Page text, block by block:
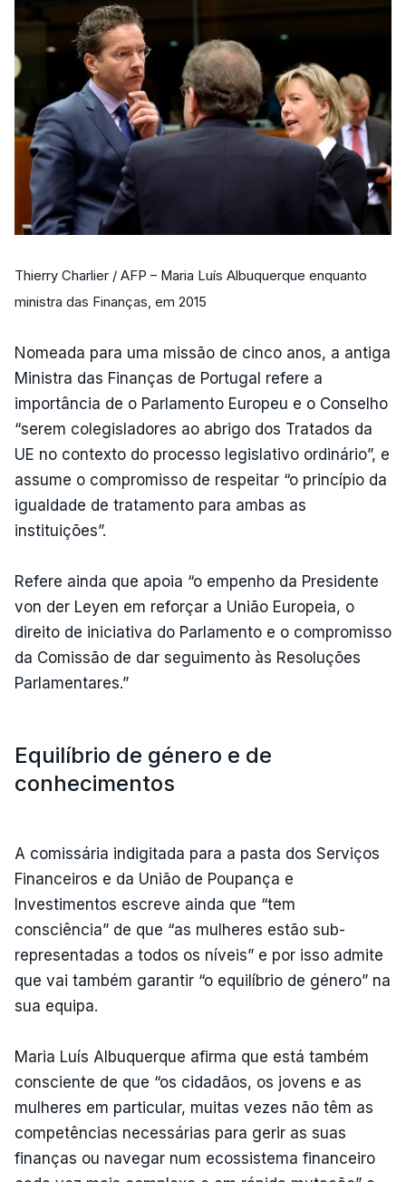
Thierry Charlier / AFP – Maria Luís Albuquerque enquanto
ministra das Finanças, em 2015
Nomeada para uma missão de cinco anos, a antiga
Ministra das Finanças de Portugal refere a
importância de o Parlamento Europeu e o Conselho
“serem colegisladores ao abrigo dos Tratados da
UE no contexto do processo legislativo ordinário”, e
assume o compromisso de respeitar “o princípio da
igualdade de tratamento para ambas as
instituições”.
Refere ainda que apoia “o empenho da Presidente
von der Leyen em reforçar a União Europeia, o
direito de iniciativa do Parlamento e o compromisso
da Comissão de dar seguimento às Resoluções
Parlamentares.”
Equilíbrio de género e de
conhecimentos
A comissária indigitada para a pasta dos Serviços
Financeiros e da União de Poupança e
Investimentos escreve ainda que “tem
consciência” de que “as mulheres estão sub-
representadas a todos os níveis” e por isso admite
que vai também garantir “o equilíbrio de género” na
sua equipa.
Maria Luís Albuquerque afirma que está também
consciente de que “os cidadãos, os jovens e as
mulheres em particular, muitas vezes não têm as
competências necessárias para gerir as suas
finanças ou navegar num ecossistema financeiro